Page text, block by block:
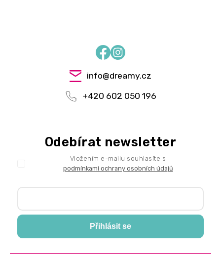
FacebookInstagram
info@dreamy.cz
+420 602 050 196
Odebírat newsletter
Vložením e-mailu souhlasíte s
podmínkami ochrany osobních údajů
Přihlásit se